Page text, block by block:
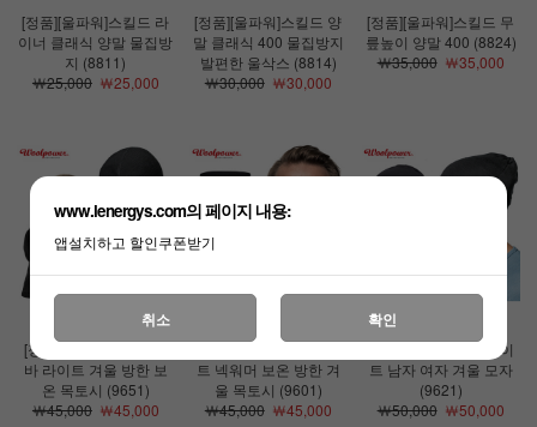
[정품][울파워]스킬드 라
이너 클래식 양말 물집방
지 (8811)
￦25,000￦25,000
[정품][울파워]스킬드 양
말 클래식 400 물집방지
발편한 울삭스 (8814)
￦30,000￦30,000
[정품][울파워]스킬드 무
릎높이 양말 400 (8824)
￦35,000￦35,000
[정품][울파워]바라클라
바 라이트 겨울 방한 보
온 목토시 (9651)
￦45,000￦45,000
[정품][울파워]튜브 라이
트 넥워머 보온 방한 겨
울 목토시 (9601)
￦45,000￦45,000
[정품][울파워]비니 라이
트 남자 여자 겨울 모자
(9621)
￦50,000￦50,000
www.lenergys.com의 페이지 내용:
앱설치하고 할인쿠폰받기
취소 확인